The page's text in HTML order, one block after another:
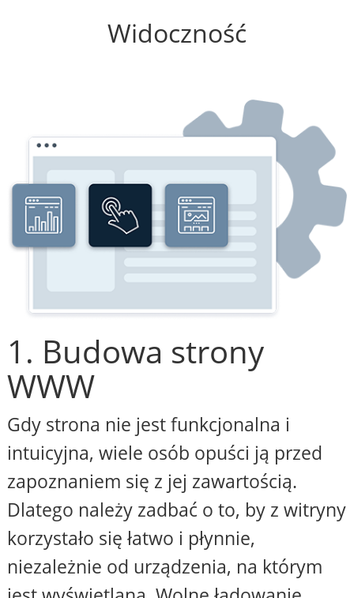
Widoczność
1. Budowa strony
WWW
Gdy strona nie jest funkcjonalna i
intuicyjna, wiele osób opuści ją przed
zapoznaniem się z jej zawartością.
Dlatego należy zadbać o to, by z witryny
korzystało się łatwo i płynnie,
niezależnie od urządzenia, na którym